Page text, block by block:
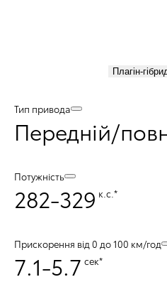
Плагін-
Тип привода
Передній/
Потужність
282-329 к.с.*
Прискорення від 0 до 100 км/год
7.1-5.7 сек*